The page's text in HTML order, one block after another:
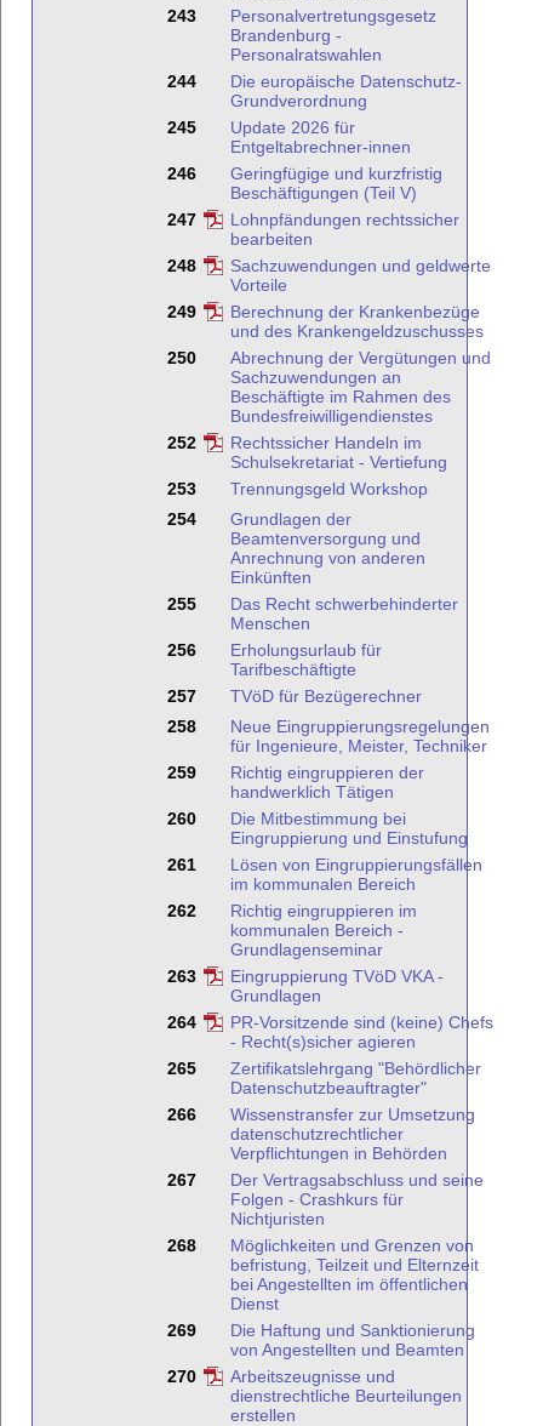
243
Personalvertretungsgesetz
Brandenburg -
Personalratswahlen
244
Die europäische Datenschutz-
Grundverordnung
245
Update 2026 für
Entgeltabrechner-innen
246
Geringfügige und kurzfristig
Beschäftigungen (Teil V)
247
Lohnpfändungen rechtssicher
bearbeiten
248
Sachzuwendungen und geldwerte
Vorteile
249
Berechnung der Krankenbezüge
und des Krankengeldzuschusses
250
Abrechnung der Vergütungen und
Sachzuwendungen an
Beschäftigte im Rahmen des
Bundesfreiwilligendienstes
252
Rechtssicher Handeln im
Schulsekretariat - Vertiefung
253
Trennungsgeld Workshop
254
Grundlagen der
Beamtenversorgung und
Anrechnung von anderen
Einkünften
255
Das Recht schwerbehinderter
Menschen
256
Erholungsurlaub für
Tarifbeschäftigte
257
TVöD für Bezügerechner
258
Neue Eingruppierungsregelungen
für Ingenieure, Meister, Techniker
259
Richtig eingruppieren der
handwerklich Tätigen
260
Die Mitbestimmung bei
Eingruppierung und Einstufung
261
Lösen von Eingruppierungsfällen
im kommunalen Bereich
262
Richtig eingruppieren im
kommunalen Bereich -
Grundlagenseminar
263
Eingruppierung TVöD VKA -
Grundlagen
264
PR-Vorsitzende sind (keine) Chefs
- Recht(s)sicher agieren
265
Zertifikatslehrgang "Behördlicher
Datenschutzbeauftragter"
266
Wissenstransfer zur Umsetzung
datenschutzrechtlicher
Verpflichtungen in Behörden
267
Der Vertragsabschluss und seine
Folgen - Crashkurs für
Nichtjuristen
268
Möglichkeiten und Grenzen von
befristung, Teilzeit und Elternzeit
bei Angestellten im öffentlichen
Dienst
269
Die Haftung und Sanktionierung
von Angestellten und Beamten
270
Arbeitszeugnisse und
dienstrechtliche Beurteilungen
erstellen